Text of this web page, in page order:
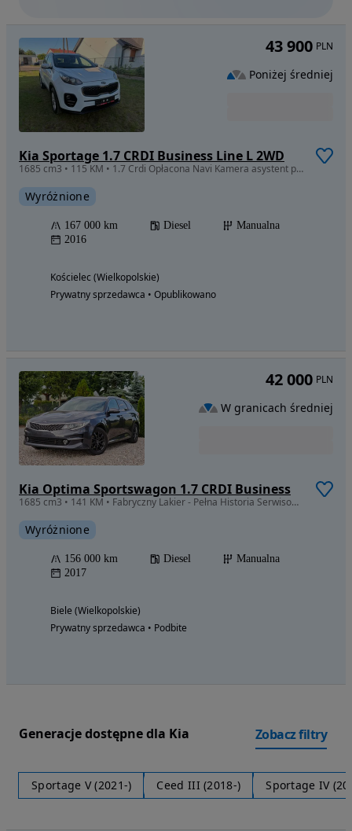
Kia Sportage 1.7 CRDI Business Line L 2WD
1685 cm3 • 115 KM • 1.7 Crdi Opłacona Navi Kamera asystent pasa ruchu
Wyróżnione
167 000 km Diesel
Manualna
2016
Kościelec (Wielkopolskie)
Prywatny sprzedawca • Opublikowano
43 900 PLN
Poniżej średniej
Kia Optima Sportswagon 1.7 CRDI Business
1685 cm3 • 141 KM • Fabryczny Lakier - Pełna Historia Serwisowa
Wyróżnione
156 000 km Diesel
Manualna
2017
Biele (Wielkopolskie)
Prywatny sprzedawca • Podbite
42 000 PLN
W granicach średniej
Generacje dostępne dla Kia Zobacz filtry
Sportage V (2021-) Ceed III (2018-) Sportage IV